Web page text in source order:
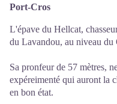
Port-Cros
L'épave du Hellcat,
du Lavandou, au niveau du
Sa pronfeur de 57 mètres,
expéreimenté qui auront la
en bon état.